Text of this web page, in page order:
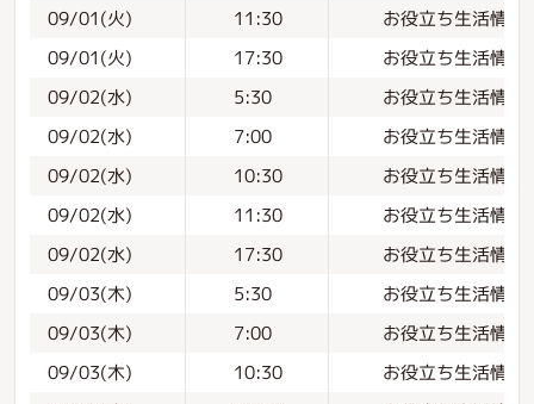
09/01(火) 11:30 お役立ち生活情報
09/01(火) 17:30 お役立ち生活情報
09/02(水) 5:30 お役立ち生活情報
09/02(水) 7:00 お役立ち生活情報
09/02(水) 10:30 お役立ち生活情報
09/02(水) 11:30 お役立ち生活情報
09/02(水) 17:30 お役立ち生活情報
09/03(木) 5:30 お役立ち生活情報
09/03(木) 7:00 お役立ち生活情報
09/03(木) 10:30 お役立ち生活情報